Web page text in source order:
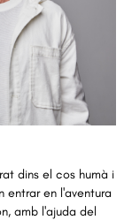
dins el cos humà i
entrar en l'aventura
amb l'ajuda del